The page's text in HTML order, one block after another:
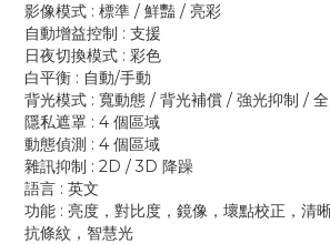
影像模式 : 標準 / 鮮豔 / 亮彩
自動增益控制 : 支援
日夜切換模式 : 彩色
白平衡 : 自動/手動
背光模式 : 寬動態 / 背光補償 / 強光抑制 /
隱私遮罩 : 4 個區域
動態偵測 : 4 個區域
雜訊抑制 : 2D / 3D 降躁
語言 : 英文
功能 : 亮度，對比度，鏡像，壞點校正，清晰
抗條紋，智慧光